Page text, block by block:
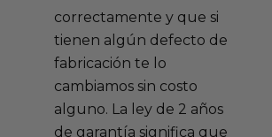
correctamente y que si
tienen algún defecto de
fabricación te lo
cambiamos sin costo
alguno. La ley de 2 años
de garantía significa que